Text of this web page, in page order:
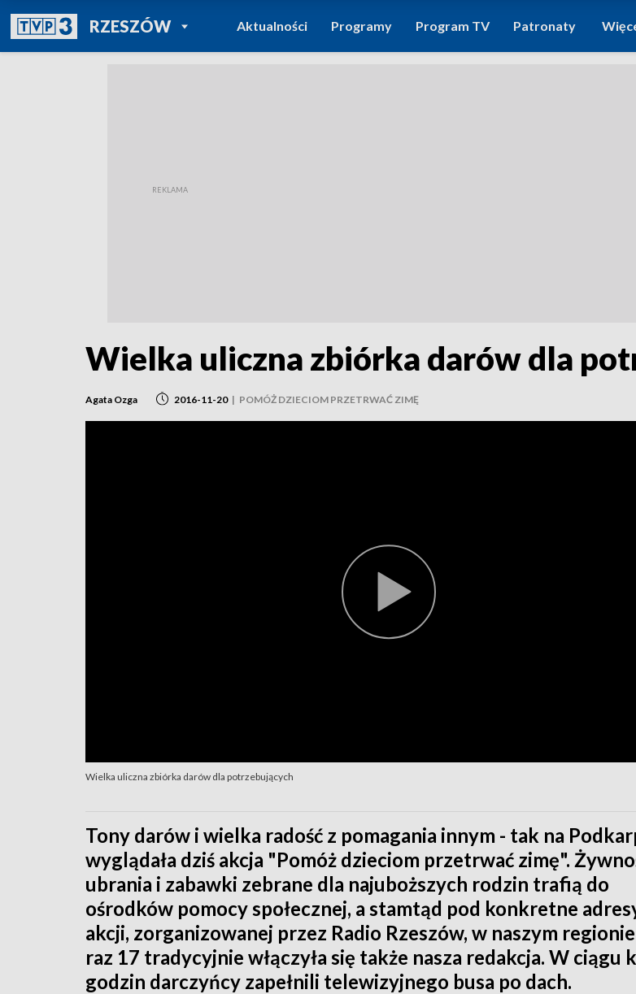
RZESZÓWPOWRÓT DO
TVP REGIONY
Aktualności Programy Program TV Patronaty
Wielka uliczna zbiórka darów dla
Agata Ozga 2016-11-20 | POMÓŻ DZIECIOM PRZETRWAĆ ZIMĘ
Wielka uliczna zbiórka darów dla potrzebujących
Tony darów i wielka radość z pomagania innym - tak na
wyglądała dziś akcja "Pomóż dzieciom przetrwać zimę".
ubrania i zabawki zebrane dla najuboższych rodzin trafią do
ośrodków pomocy społecznej, a stamtąd pod konkretne
akcji, zorganizowanej przez Radio Rzeszów, w naszym
raz 17 tradycyjnie włączyła się także nasza redakcja. W ciągu
godzin darczyńcy zapełnili telewizyjnego busa po dach.